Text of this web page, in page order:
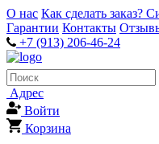
О нас Как сделать заказ?
Гарантии Контакты
+7 (913) 206-46-24
Адрес
Войти
Корзина